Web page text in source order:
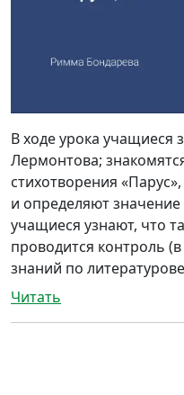
В ходе урока
Лермонтова;
стихотворения
и определяют
учащиеся узнают, что
проводится контроль
знаний по
Читать